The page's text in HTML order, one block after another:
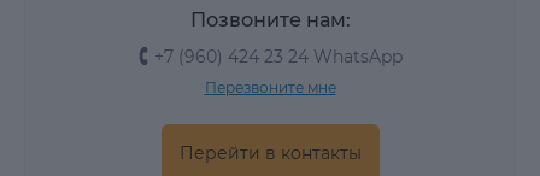
Позвоните нам:
+7 (960) 424 23 24 WhatsApp
Перезвоните мне
Перейти в контакты